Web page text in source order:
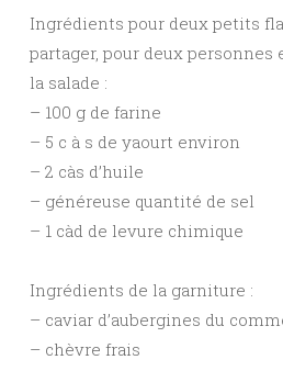
Ingrédients pour deux petits
partager, pour deux personnes
la salade :
– 100 g de farine
– 5 c à s de yaourt environ
– 2 càs d’huile
– généreuse quantité de sel
– 1 càd de levure chimique
Ingrédients de la garniture :
– caviar d’aubergines du
– chèvre frais